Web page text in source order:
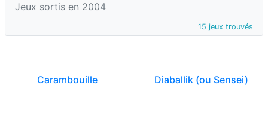
Jeux sortis en 2004
15 jeux trouvés
Carambouille Diaballik (ou Sensei)